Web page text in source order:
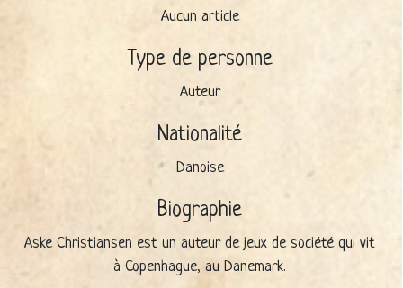
Aucun article
Type de personne
Auteur
Nationalité
Danoise
Biographie
Aske Christiansen est un auteur de jeux de société qui vit
à Copenhague, au Danemark.